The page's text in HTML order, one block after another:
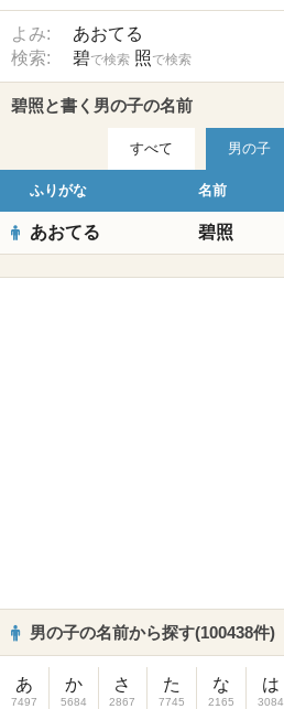
よみ:
あおてる
検索:
碧で検索 照で検索
碧照と書く男の子の名前
すべて 男の子
ふりがな 名前
あおてる 碧照
男の子の名前から探す(100438件)
あ
7497
か
5684
さ
2867
た
7745
な
2165
は
3084